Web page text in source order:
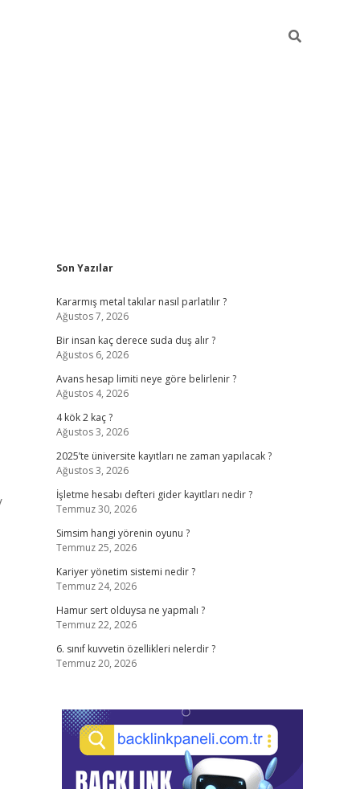
Sidebar
Son Yazılar
Kararmış metal takılar nasıl parlatılır ?
Ağustos 7, 2026
Bir insan kaç derece suda duş alır ?
Ağustos 6, 2026
Avans hesap limiti neye göre belirlenir ?
Ağustos 4, 2026
4 kök 2 kaç ?
Ağustos 3, 2026
2025’te üniversite kayıtları ne zaman yapılacak ?
Ağustos 3, 2026
İşletme hesabı defteri gider kayıtları nedir ?
Temmuz 30, 2026
Simsim hangi yörenin oyunu ?
Temmuz 25, 2026
Kariyer yönetim sistemi nedir ?
Temmuz 24, 2026
Hamur sert olduysa ne yapmalı ?
Temmuz 22, 2026
6. sınıf kuvvetin özellikleri nelerdir ?
Temmuz 20, 2026